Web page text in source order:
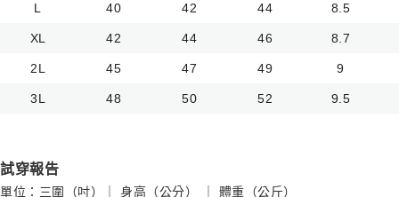
L 40 42 44 8.5
XL 42 44 46 8.7
2L 45 47 49 9
3L 48 50 52 9.5
試穿報告
單位：三圍（吋）｜ 身高（公分） ｜ 體重（公斤）